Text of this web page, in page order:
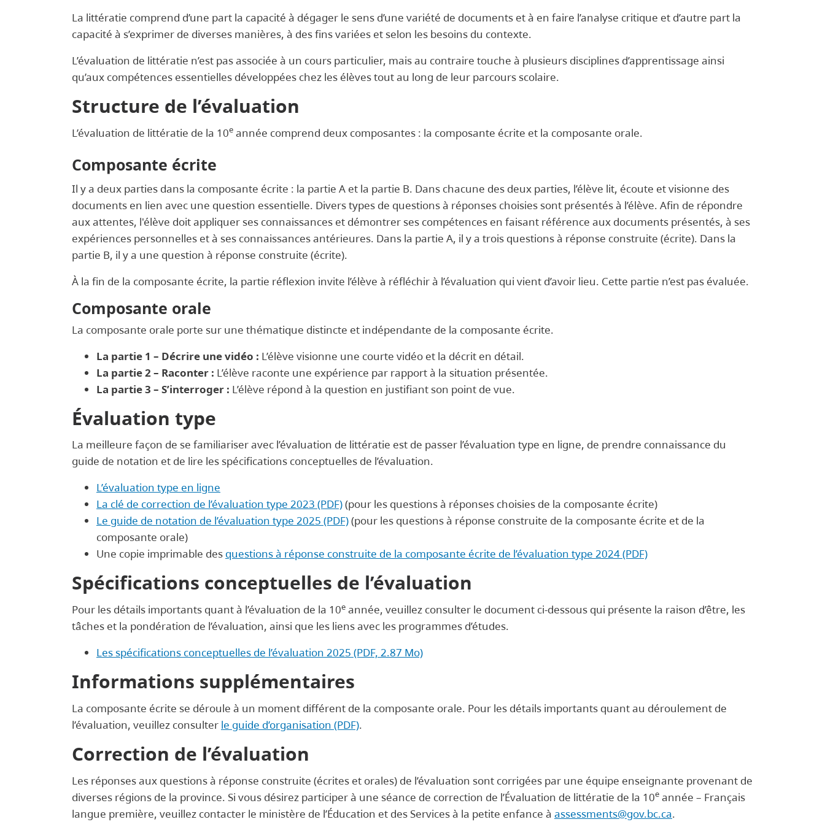
La littératie comprend d’une part la capacité à dégager le sens d’une variété de documents et à en faire l’analyse critique et d’autre part la
capacité à s’exprimer de diverses manières, à des fins variées et selon les besoins du contexte.
L’évaluation de littératie n’est pas associée à un cours particulier, mais au contraire touche à plusieurs disciplines d’apprentissage ainsi
qu’aux compétences essentielles développées chez les élèves tout au long de leur parcours scolaire.
Structure de l’évaluation
L’évaluation de littératie de la 10e année comprend deux composantes : la composante écrite et la composante orale.
Composante écrite
Il y a deux parties dans la composante écrite : la partie A et la partie B. Dans chacune des deux parties, l’élève lit, écoute et visionne des
documents en lien avec une question essentielle. Divers types de questions à réponses choisies sont présentés à l’élève. Afin de répondre
aux attentes, l'élève doit appliquer ses connaissances et démontrer ses compétences en faisant référence aux documents présentés, à ses
expériences personnelles et à ses connaissances antérieures. Dans la partie A, il y a trois questions à réponse construite (écrite). Dans la
partie B, il y a une question à réponse construite (écrite).
À la fin de la composante écrite, la partie réflexion invite l’élève à réfléchir à l’évaluation qui vient d’avoir lieu. Cette partie n’est pas évaluée.
Composante orale
La composante orale porte sur une thématique distincte et indépendante de la composante écrite.
La partie 1 – Décrire une vidéo : L’élève visionne une courte vidéo et la décrit en détail.
La partie 2 – Raconter : L’élève raconte une expérience par rapport à la situation présentée.
La partie 3 – S’interroger : L’élève répond à la question en justifiant son point de vue.
Évaluation type
La meilleure façon de se familiariser avec l’évaluation de littératie est de passer l’évaluation type en ligne, de prendre connaissance du
guide de notation et de lire les spécifications conceptuelles de l’évaluation.
L’évaluation type en ligne
La clé de correction de l’évaluation type 2023 (PDF)(pour les questions à réponses choisies de la composante écrite)
Le guide de notation de l’évaluation type 2025 (PDF)(pour les questions à réponse construite de la composante écrite et de la
composante orale)
Une copie imprimable des questions à réponse construite de la composante écrite de l’évaluation type 2024 (PDF)
Spécifications conceptuelles de l’évaluation
Pour les détails importants quant à l’évaluation de la 10e année, veuillez consulter le document ci-dessous qui présente la raison d’être, les
tâches et la pondération de l’évaluation, ainsi que les liens avec les programmes d’études.
Les spécifications conceptuelles de l’évaluation 2025 (PDF, 2.87 Mo)
Informations supplémentaires
La composante écrite se déroule à un moment différent de la composante orale. Pour les détails importants quant au déroulement de
l’évaluation, veuillez consulter le guide d’organisation (PDF).
Correction de l’évaluation
Les réponses aux questions à réponse construite (écrites et orales) de l’évaluation sont corrigées par une équipe enseignante provenant de
diverses régions de la province. Si vous désirez participer à une séance de correction de l’Évaluation de littératie de la 10e année – Français
langue première, veuillez contacter le ministère de l’Éducation et des Services à la petite enfance à assessments@gov.bc.ca.